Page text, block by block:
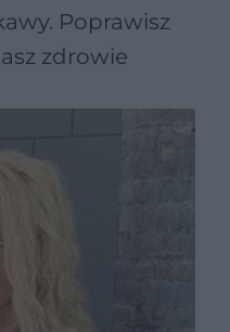
Poprawisz
zdrowie